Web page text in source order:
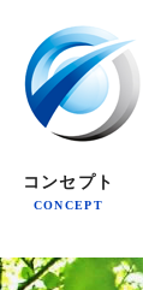
コンセプト
CONCEPT